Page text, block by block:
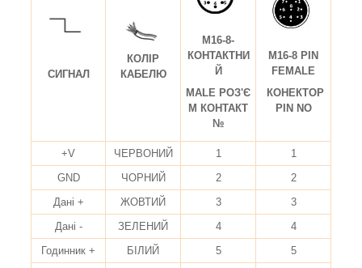
СИГНАЛ
КОЛІР
КАБЕЛЮ
M16-8-
КОНТАКТНИ
Й
MALE РОЗ'Є
М КОНТАКТ
№
M16-8 PIN
FEMALE
КОНЕКТОР
PIN NO
+V ЧЕРВОНИЙ 1
1
GND
ЧОРНИЙ 2
2
Дані +
ЖОВТИЙ 3
3
Дані -
ЗЕЛЕНИЙ 4
4
Годинник +
БІЛИЙ 5 5